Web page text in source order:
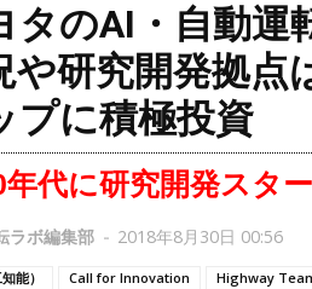
タのAI・自動
や研究開発拠点
プに積極投資
年代に研究開発スタ
ラボ編集部 - 2018年8月30日 00:56
能） Call for Innovation Highway